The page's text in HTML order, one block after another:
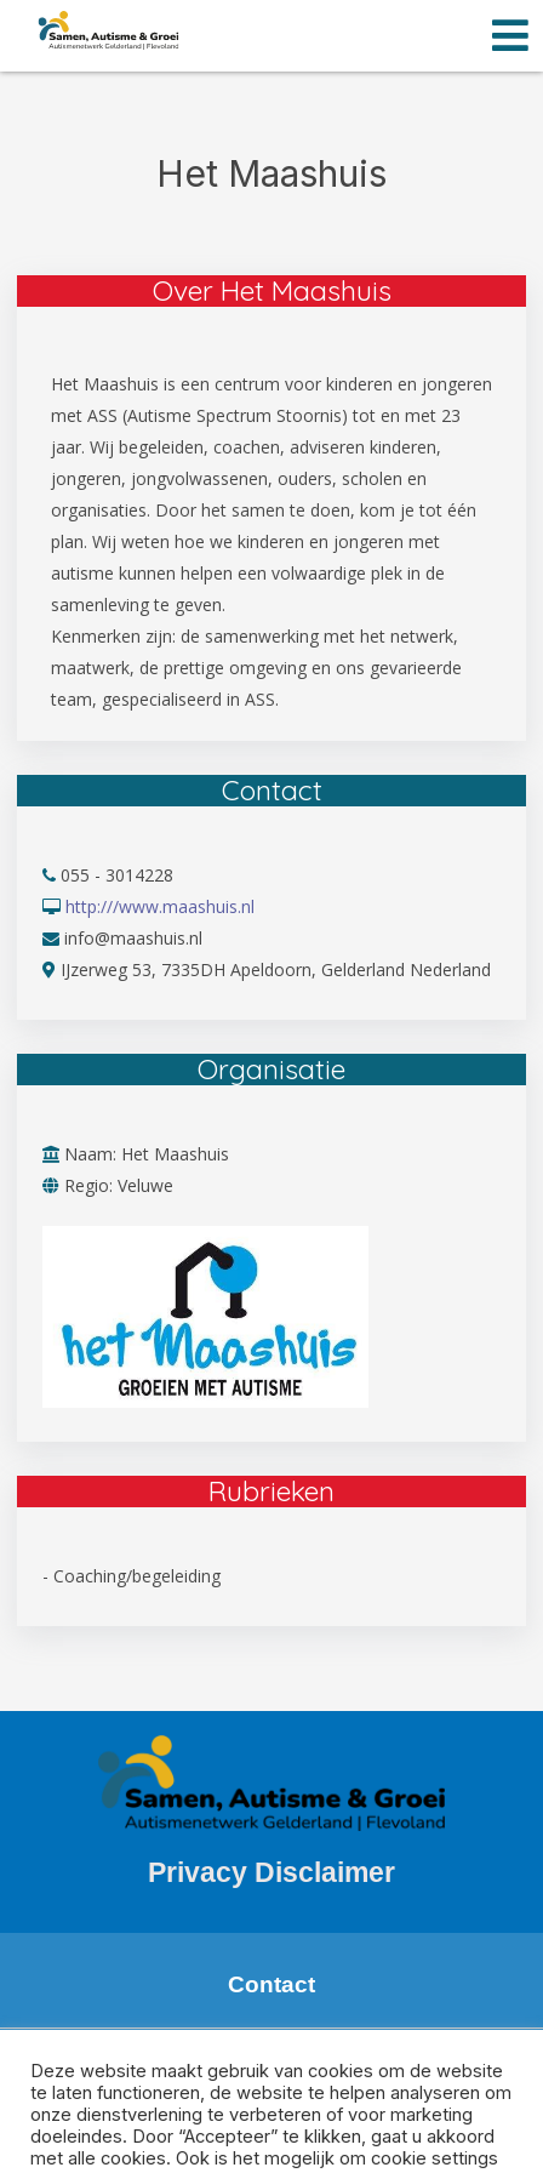
Het Maashuis
Over Het Maashuis
Het Maashuis is een centrum voor kinderen en jongeren
met ASS (Autisme Spectrum Stoornis) tot en met 23
jaar. Wij begeleiden, coachen, adviseren kinderen,
jongeren, jongvolwassenen, ouders, scholen en
organisaties. Door het samen te doen, kom je tot één
plan. Wij weten hoe we kinderen en jongeren met
autisme kunnen helpen een volwaardige plek in de
samenleving te geven.
Kenmerken zijn: de samenwerking met het netwerk,
maatwerk, de prettige omgeving en ons gevarieerde
team, gespecialiseerd in ASS.
Contact
055 - 3014228
http:///www.maashuis.nl
info@maashuis.nl
IJzerweg 53, 7335DH Apeldoorn, Gelderland Nederland
Organisatie
Naam: Het Maashuis
Regio: Veluwe
Rubrieken
- Coaching/begeleiding
Privacy Disclaimer
Contact
Regio: Zuid Gelderland
m.deboer@meeplus.nl
Donate van Rijswijk
Regio Veluwe, Oost-Gelderland en Flevoland
Deze website maakt gebruik van cookies om de website
te laten functioneren, de website te helpen analyseren om
onze dienstverlening te verbeteren of voor marketing
doeleindes. Door “Accepteer” te klikken, gaat u akkoord
met alle cookies. Ook is het mogelijk om cookie settings